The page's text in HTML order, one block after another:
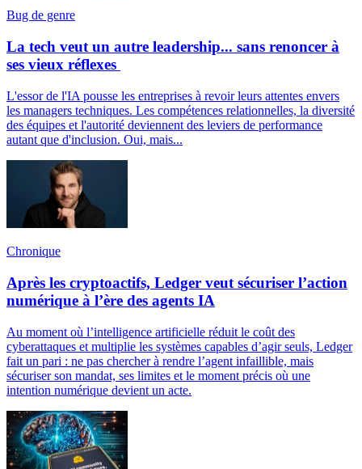
Bug de genre
La tech veut un autre leadership... sans renoncer à
ses vieux réflexes
L'essor de l'IA pousse les entreprises à revoir leurs attentes envers
les managers techniques. Les compétences relationnelles, la diversité
des équipes et l'autorité deviennent des leviers de performance
autant que d'inclusion. Oui, mais...
Chronique
Après les cryptoactifs, Ledger veut sécuriser l’action
numérique à l’ère des agents IA
Au moment où l’intelligence artificielle réduit le coût des
cyberattaques et multiplie les systèmes capables d’agir seuls, Ledger
fait un pari : ne pas chercher à rendre l’agent infaillible, mais
sécuriser son mandat, ses limites et le moment précis où une
intention numérique devient un acte.